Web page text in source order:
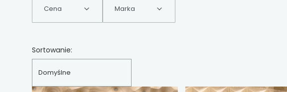
Cena Marka
Lista produktów
Sortowanie:
Domyślne